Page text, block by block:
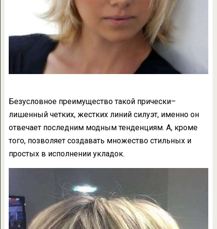
Безусловное преимущество такой прически–
лишенный четких, жестких линий силуэт, именно он
отвечает последним модным тенденциям. А, кроме
того, позволяет создавать множество стильных и
простых в исполнении укладок.